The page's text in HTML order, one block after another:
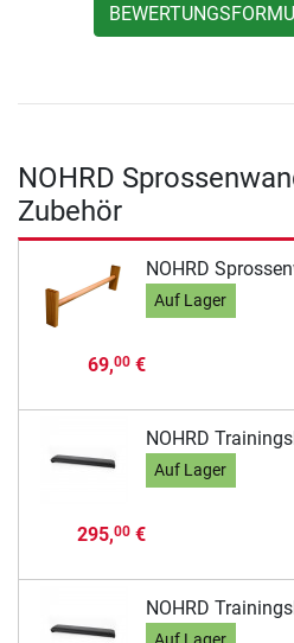
NOHRD
Zubehör
NOHRD
Auf Lager
69,00€
NOHRD
Auf Lager
295,00€
NOHRD